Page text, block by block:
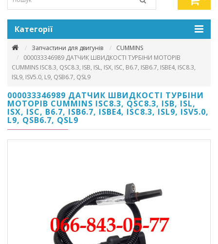
Категорії
Запчастини для двигунів
CUMMINS
000033346989 ДАТЧИК ШВИДКОСТІ ТУРБІНИ МОТОРІВ
CUMMINS ISC8.3, QSC8.3, ISB, ISL, ISX, ISC, B6.7, ISB6.7, ISBE4, ISC8.3,
ISL9, ISV5.0, L9, QSB6.7, QSL9
000033346989 ДАТЧИК ШВИДКОСТІ ТУРБІНИ
МОТОРІВ CUMMINS ISC8.3, QSC8.3, ISB, ISL,
ISX, ISC, B6.7, ISB6.7, ISBE4, ISC8.3, ISL9, ISV5.0,
L9, QSB6.7, QSL9